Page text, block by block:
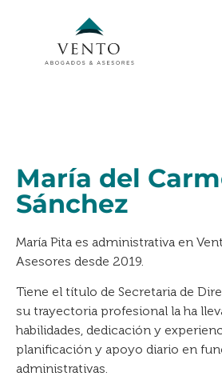
María del
Sánchez
María Pita es administrativa en
Asesores desde 2019.
Tiene el título de Secretaria de
su trayectoria profesional la ha
habilidades, dedicación y
planificación y apoyo diario en
administrativas.